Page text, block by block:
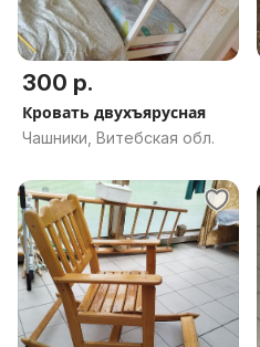
300 р.
Кровать двухъярусная
Чашники, Витебская обл.